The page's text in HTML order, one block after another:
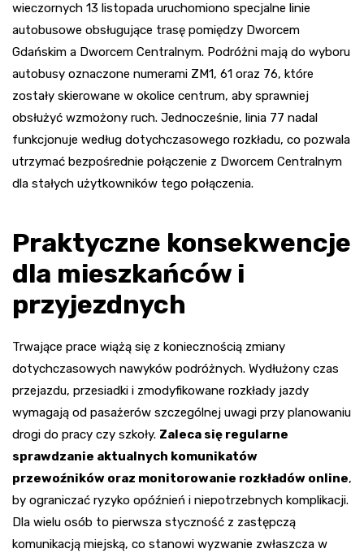
wieczornych 13 listopada uruchomiono specjalne linie
autobusowe obsługujące trasę pomiędzy Dworcem
Gdańskim a Dworcem Centralnym. Podróżni mają do wyboru
autobusy oznaczone numerami ZM1, 61 oraz 76, które
zostały skierowane w okolice centrum, aby sprawniej
obsłużyć wzmożony ruch. Jednocześnie, linia 77 nadal
funkcjonuje według dotychczasowego rozkładu, co pozwala
utrzymać bezpośrednie połączenie z Dworcem Centralnym
dla stałych użytkowników tego połączenia.
Praktyczne konsekwencje
dla mieszkańców i
przyjezdnych
Trwające prace wiążą się z koniecznością zmiany
dotychczasowych nawyków podróżnych. Wydłużony czas
przejazdu, przesiadki i zmodyfikowane rozkłady jazdy
wymagają od pasażerów szczególnej uwagi przy planowaniu
drogi do pracy czy szkoły. Zaleca się regularne
sprawdzanie aktualnych komunikatów
przewoźników oraz monitorowanie rozkładów online,
by ograniczać ryzyko opóźnień i niepotrzebnych komplikacji.
Dla wielu osób to pierwsza styczność z zastępczą
komunikacją miejską, co stanowi wyzwanie zwłaszcza w